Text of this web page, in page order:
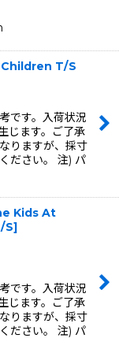
T/S
です。入荷状況
じます。ご了承
りますが、採寸
ださい。 注) パ
Kids At
S]
です。入荷状況
じます。ご了承
りますが、採寸
ださい。 注) パ